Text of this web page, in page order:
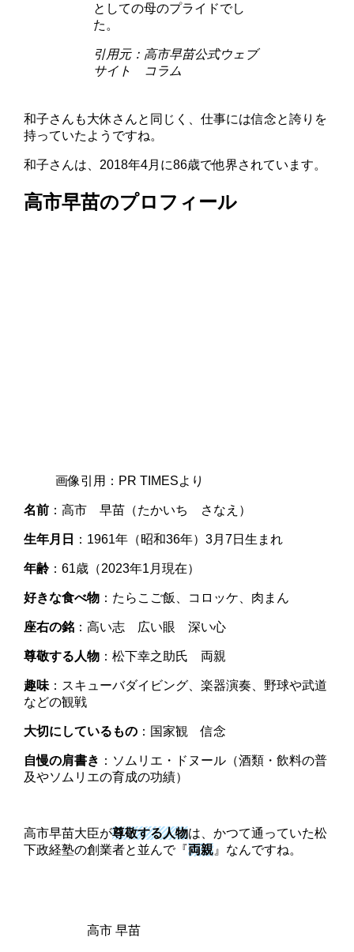
としての母のプライドでし
た。
引用元：高市早苗公式ウェブ
サイト コラム
和子さんも大休さんと同じく、仕事には信念と誇りを
持っていたようですね。
和子さんは、2018年4月に86歳で他界されています。
高市早苗のプロフィール
画像引用：PR TIMESより
名前 ：高市 早苗（たかいち さなえ）
生年月日 ：1961年（昭和36年）3月7日生まれ
年齢 ：61歳（2023年1月現在）
好きな食べ物 ：たらこご飯、コロッケ、肉まん
座右の銘 ：高い志 広い眼 深い心
尊敬する人物 ：松下幸之助氏 両親
趣味 ：スキューバダイビング、楽器演奏、野球や武道
などの観戦
大切にしているもの ：国家観 信念
自慢の肩書き ：ソムリエ・ドヌール（酒類・飲料の普
及やソムリエの育成の功績）
高市早苗大臣が尊敬する人物は、かつて通っていた松
下政経塾の創業者と並んで『両親 』なんですね。
高市 早苗